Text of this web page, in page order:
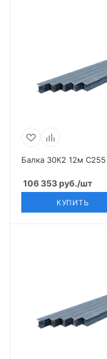
Балка 30К2 12м С255
106 353руб./шт
КУПИТЬ